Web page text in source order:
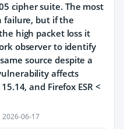
cipher suite. The most
failure, but if the
high packet loss it
observer to identify
source despite a
affects
and Firefox ESR <
2026-06-17